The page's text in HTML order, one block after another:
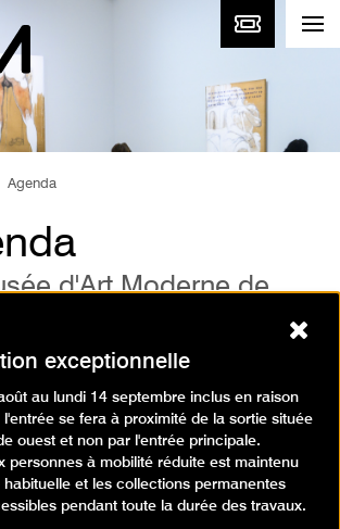
Agenda
d'Art Moderne de
aussi à consulter
pourrez découvrir les performances,
médiation guidée que nous
exceptionnelle
au lundi 14 septembre inclus en raison
l'entrée se fera à proximité de la sortie située
ouest et non par l'entrée principale.
personnes à mobilité réduite est maintenu
habituelle et les collections permanentes
pendant toute la durée des travaux.